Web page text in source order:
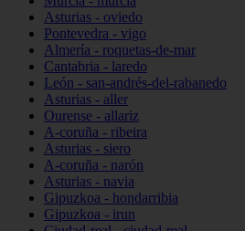
Asturias - oviedo
Pontevedra - vigo
Almería - roquetas-de-mar
Cantabria - laredo
León - san-andrés-del-rabanedo
Asturias - aller
Ourense - allariz
A-coruña - ribeira
Asturias - siero
A-coruña - narón
Asturias - navia
Gipuzkoa - hondarribia
Gipuzkoa - irun